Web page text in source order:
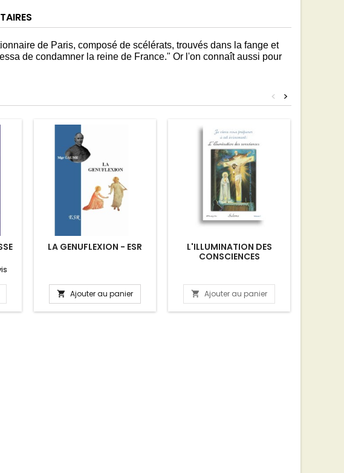
de Paris, composé de scélérats, trouvés dans la fange et
de condamner la reine de France." Or l'on connaît aussi pour
>
<
LA GENUFLEXION - ESR
 Ajouter au panier
L'ILLUMINATION DES
CONSCIENCES
 Ajouter au panier